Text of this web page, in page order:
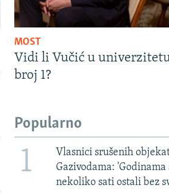
MOST
Vidi li Vučić u
broj 1?
Popularno
1
Vlasnici srušenih
Gazivodama:
nekoliko sati ostali bez